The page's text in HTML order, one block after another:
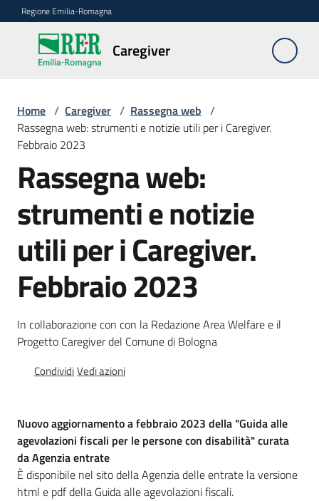
Vai al contenuto
Vai alla navigazione
Vai al footer
Regione Emilia-Romagna
Caregiver
Caregiver
Chi
è
Caregiver
FAQ
Le
azioni
della
Regione
Operatori
CaregivER
risponde
Home / Caregiver / Rassegna web /
Rassegna web: strumenti e notizie utili per i Caregiver.
Febbraio 2023
Rassegna web:
strumenti e notizie
utili per i Caregiver.
Febbraio 2023
In collaborazione con con la Redazione Area Welfare e il
Progetto Caregiver del Comune di Bologna
CondividiVedi azioni
Nuovo aggiornamento a febbraio 2023 della "Guida alle
agevolazioni fiscali per le persone con disabilità" curata
da Agenzia entrate
È disponibile nel sito della Agenzia delle entrate la versione
html e pdf della Guida alle agevolazioni fiscali.